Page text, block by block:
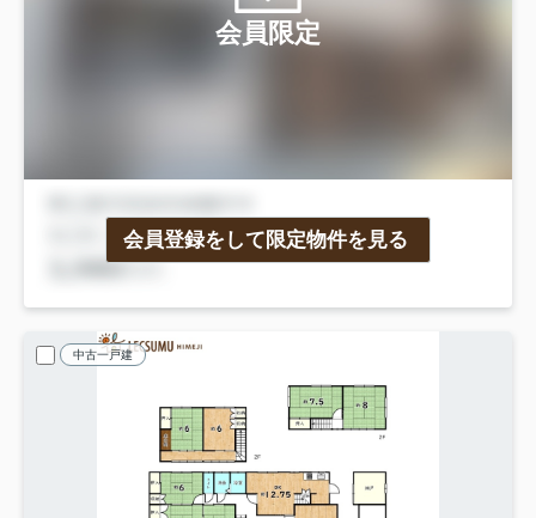
会員限定
会員登録をして限定物件を見る
中古一戸建